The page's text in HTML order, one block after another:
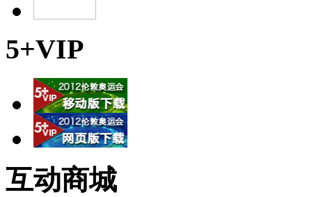
5+VIP
互动商城